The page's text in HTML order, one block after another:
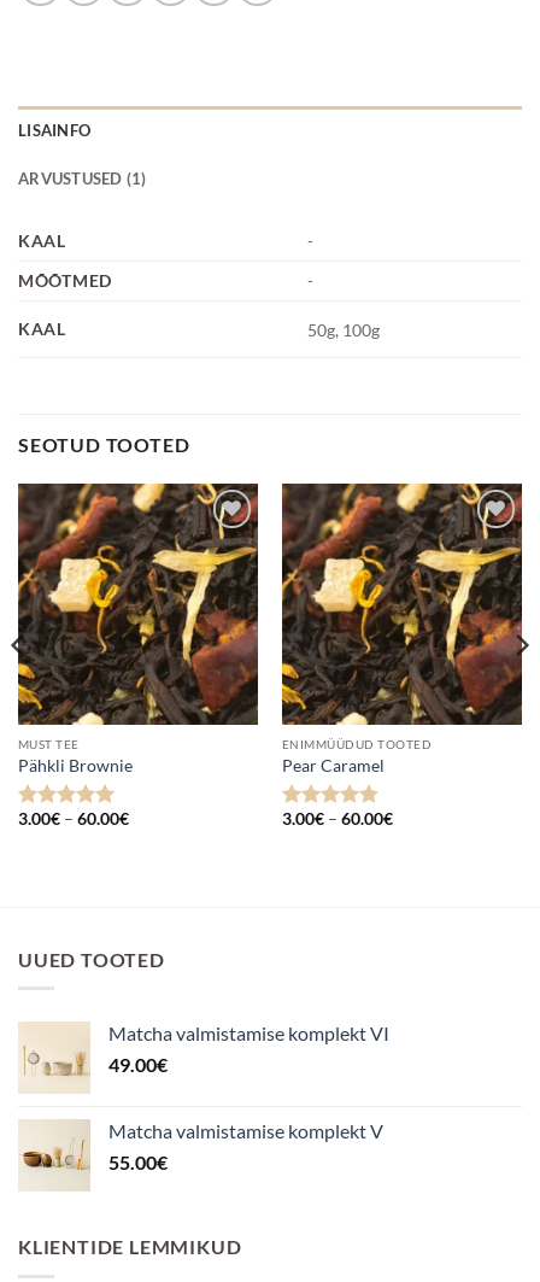
LISAINFO
ARVUSTUSED (1)
KAAL
-
MÕÕTMED
-
KAAL 50g, 100g
SEOTUD TOOTED
Lisa
lemmikuks
MUST TEE
Pähkli Brownie
Hinnanguga
3.00€ – 60.00€Hinnavahemik:
Lisa
lemmikuks
ENIMMÜÜDUD TOOTED
Pear Caramel
Hinnanguga
3.00€ – 60.00€Hinnavahemik:
UUED TOOTED
Matcha valmistamise komplekt VI
49.00€
Matcha valmistamise komplekt V
55.00€
KLIENTIDE LEMMIKUD